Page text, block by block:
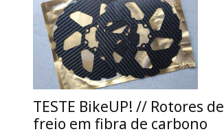
TESTE BikeUP! // Rotores de
freio em fibra de carbono